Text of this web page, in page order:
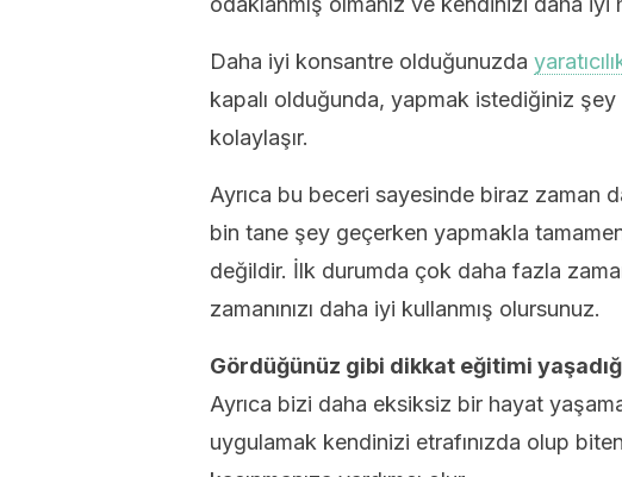
Daha iyi konsantre olduğunuzda
kapalı olduğunda, yapmak istediğiniz
kolaylaşır.
Ayrıca bu beceri sayesinde biraz zaman
bin tane şey geçerken yapmakla
değildir. İlk durumda çok daha fazla
zamanınızı daha iyi kullanmış olursunuz.
Gördüğünüz gibi dikkat eğitimi
Ayrıca bizi daha eksiksiz bir hayat
uygulamak kendinizi etrafınızda olup